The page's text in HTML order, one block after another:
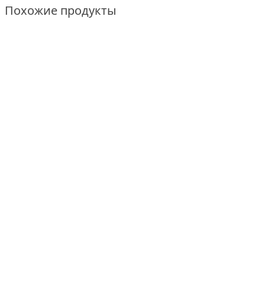
Похожие продукты